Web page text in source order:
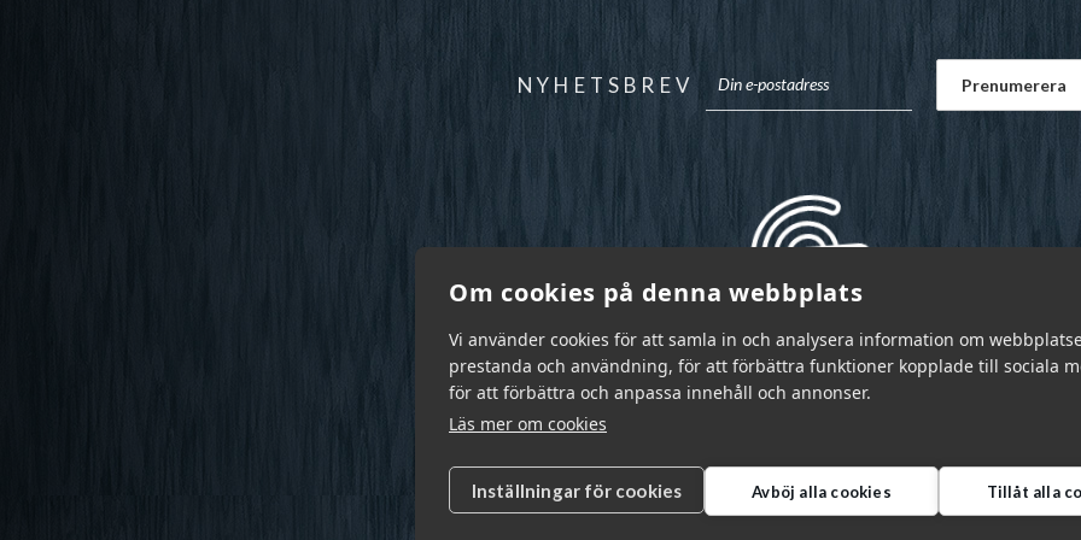
Om cookies på denna webbplats
Vi använder cookies för att samla in och analysera information om
prestanda och användning, för att förbättra funktioner kopplade till sociala
för att förbättra och anpassa innehåll och annonser.
Läs mer om cookies
Inställningar för cookies Avböj alla cookies Tillåt alla
NYHETSBREV
Garnr Sverige AB © 2026 | info@garnr.se 031 - 92